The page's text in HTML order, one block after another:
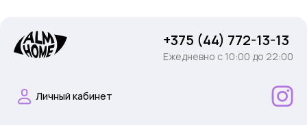
+375 (44) 772-13-13
Ежедневно c 10:00 до 22:00
Личный кабинет